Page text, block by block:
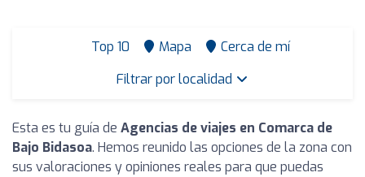
Top 10 Mapa
Cerca de mí
Filtrar por localidad
Esta es tu guía de Agencias de viajes en Comarca de
Bajo Bidasoa. Hemos reunido las opciones de la zona con
sus valoraciones y opiniones reales para que puedas